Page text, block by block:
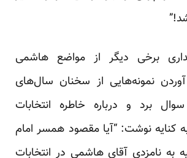
برخی دیگر از مواضع هاشمی
آوردن نمونه‌هایی از سخنان سال‌های
برد و درباره خاطره انتخابات
کنایه نوشت: “آیا مقصود همسر امام
به نامزدی آقای هاشمی در انتخابات